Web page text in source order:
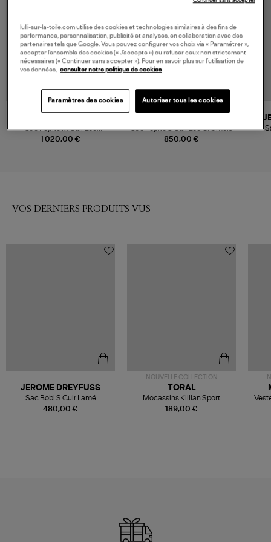
1 020,00 €
Sac Pepito M Cuir Léo
Chamois
850,00 €
Sac Pepito S Cuir Léo Chamois
VOS DERNIERS PRODUITS VUS
480,00 €
JEROME DREYFUSS
Sac Bobi S Cuir Lamé
Champagne
NOUVELLE COLLECTION
189,00 €
TORAL
Mocassins Killian Sport
Mousse
lulli-sur-la-toile.com utilise des cookies et technologies similaires à des fins de
performance, personnalisation, publicité et analyses, en collaboration avec des
partenaires tels que Google. Vous pouvez configurer vos choix via « Paramétrer »,
accepter l’ensemble des cookies (« J’accepte ») ou refuser ceux non strictement
nécessaires (« Continuer sans accepter »). Pour en savoir plus sur l’utilisation de
vos données, consulter notre politique de cookies
Paramètres des cookies Autoriser tous les cookies